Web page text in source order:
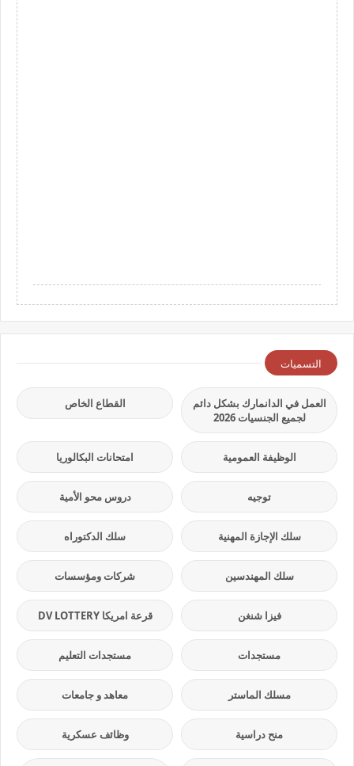
التسميات
العمل في الدانمارك بشكل دائم
لجميع الجنسيات 2026
القطاع الخاص
الوظيفة العمومية امتحانات البكالوريا
توجيه دروس محو الأمية
سلك الإجازة المهنية سلك الدكتوراه
سلك المهندسين شركات ومؤسسات
فيزا شنغن قرعة امريكا DV LOTTERY
مستجدات مستجدات التعليم
مسلك الماستر معاهد و جامعات
منح دراسية وظائف عسكرية